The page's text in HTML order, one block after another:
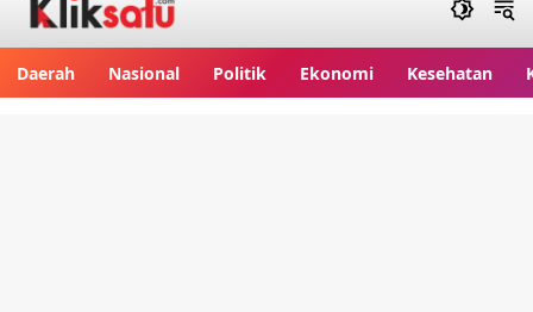
Daerah Nasional Politik Ekonomi Kesehatan